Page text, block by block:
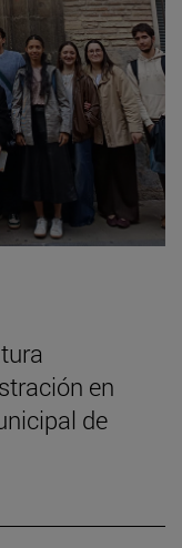
en
de